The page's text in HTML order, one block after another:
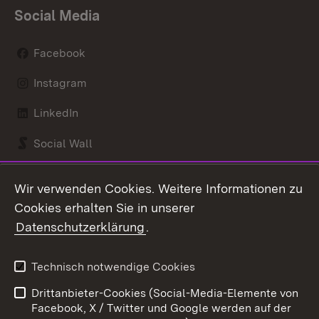
Social Media
Facebook
Instagram
LinkedIn
Social Wall
Kontakt
Barrierefreiheit
Impressum
Cookies
Wir verwenden Cookies. Weitere Informationen zu
Cookies erhalten Sie in unserer
Datenschutzerklärung.
Technisch notwendige Cookies
Drittanbieter-Cookies (Social-Media-Elemente von
Facebook, X / Twitter und Google werden auf der